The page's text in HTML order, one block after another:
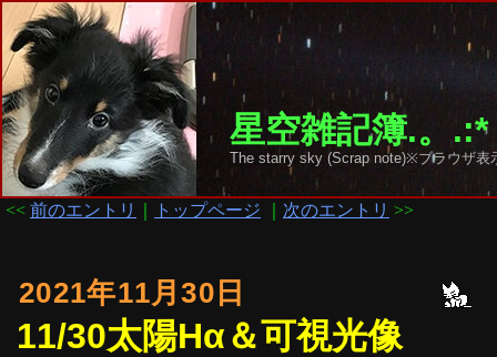
星空雑記簿.。
The starry sky (Scrap note)※ブラウザ
<< 前のエントリ トップページ 次のエントリ >>
2021年11月30日
11/30太陽Hα＆可視光像